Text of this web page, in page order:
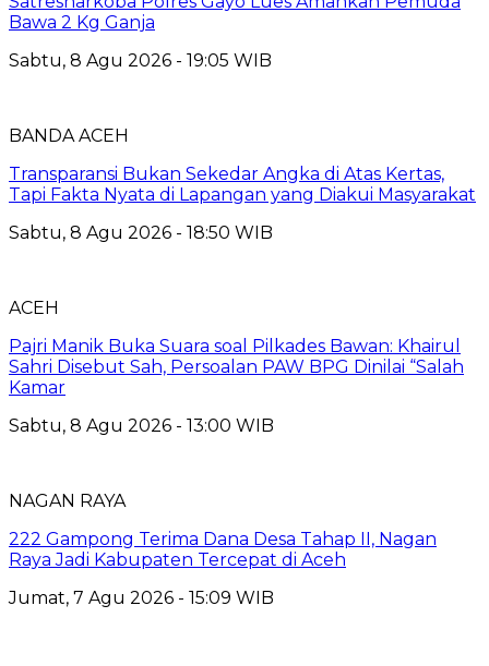
Bawa 2 Kg Ganja
Sabtu, 8 Agu 2026 - 19:05 WIB
BANDA ACEH
Transparansi Bukan Sekedar Angka di Atas Kertas,
Tapi Fakta Nyata di Lapangan yang Diakui Masyarakat
Sabtu, 8 Agu 2026 - 18:50 WIB
ACEH
Pajri Manik Buka Suara soal Pilkades Bawan: Khairul
Sahri Disebut Sah, Persoalan PAW BPG Dinilai “Salah
Kamar
Sabtu, 8 Agu 2026 - 13:00 WIB
NAGAN RAYA
222 Gampong Terima Dana Desa Tahap II, Nagan
Raya Jadi Kabupaten Tercepat di Aceh
Jumat, 7 Agu 2026 - 15:09 WIB